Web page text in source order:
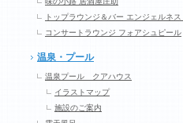
トップラウンジ＆バー エンジェルネス
コンサートラウンジ フォアシュピール
温泉・プール
温泉プール クアハウス
イラストマップ
施設のご案内